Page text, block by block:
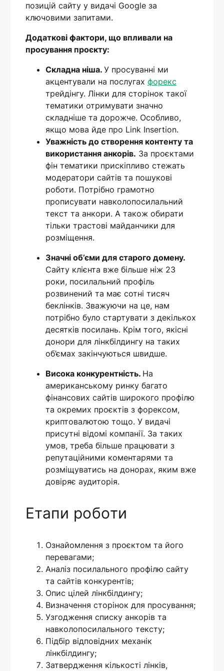
позицій сайту у видачі Google за
ключовими запитами.
Додаткові фактори, що впливали на
просування проєкту:
Складна ніша. У просуванні ми
акцентували на послугах форекс
трейдінгу. Лінки для сторінок такої
тематики отримувати значно
складніше та дорожче. Особливо,
якщо мова йде про Link Insertion.
Уважність до створення контенту та
використання анкорів. За проєктами
фін тематики прискіпливо стежать
модератори сайтів та пошукові
роботи. Потрібно грамотно
прописувати навколопосилальний
текст та анкори. А також обирати
тільки трастові майданчики для
розміщення.
Значні об’єми для старого домену.
Сайту клієнта вже більше ніж 23
роки, посилальний профіль
розвинений та має сотні тисяч
беклінків. Зважуючи на це, нам
потрібно було стартувати з декількох
десятків посилань. Крім того, якісні
донори для лінкбілдингу на таких
об’ємах закінчуються швидше.
Висока конкурентність. На
американському ринку багато
фінансових сайтів широкого профілю
та окремих проєктів з форексом,
криптовалютою тощо. У видачі
присутні відомі компанії. За таких
умов, треба більше працювати з
репутаційними коментарями та
розміщуватись на донорах, яким вже
довіряє аудиторія.
Етапи роботи
Ознайомлення з проєктом та його
перевагами;
Аналіз посилального профілю сайту
та сайтів конкурентів;
Опис цілей лінкбілдингу;
Визначення сторінок для просування;
Узгодження списку анкорів та
навколопосилального тексту;
Підбір відповідних механік
лінкбілдингу;
Затвердження кількості лінків,